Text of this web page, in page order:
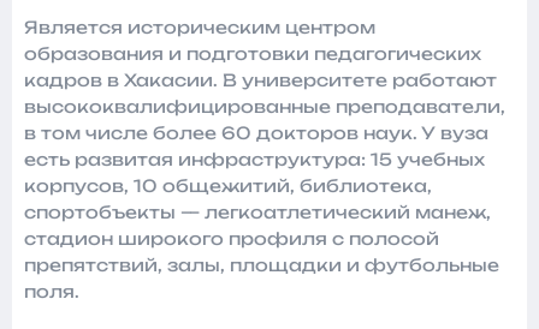
Является историческим центром
образования и подготовки педагогических
кадров в Хакасии. В университете работают
высококвалифицированные преподаватели,
в том числе более 60 докторов наук. У вуза
есть развитая инфраструктура: 15 учебных
корпусов, 10 общежитий, библиотека,
спортобъекты — легкоатлетический манеж,
стадион широкого профиля с полосой
препятствий, залы, площадки и футбольные
поля.